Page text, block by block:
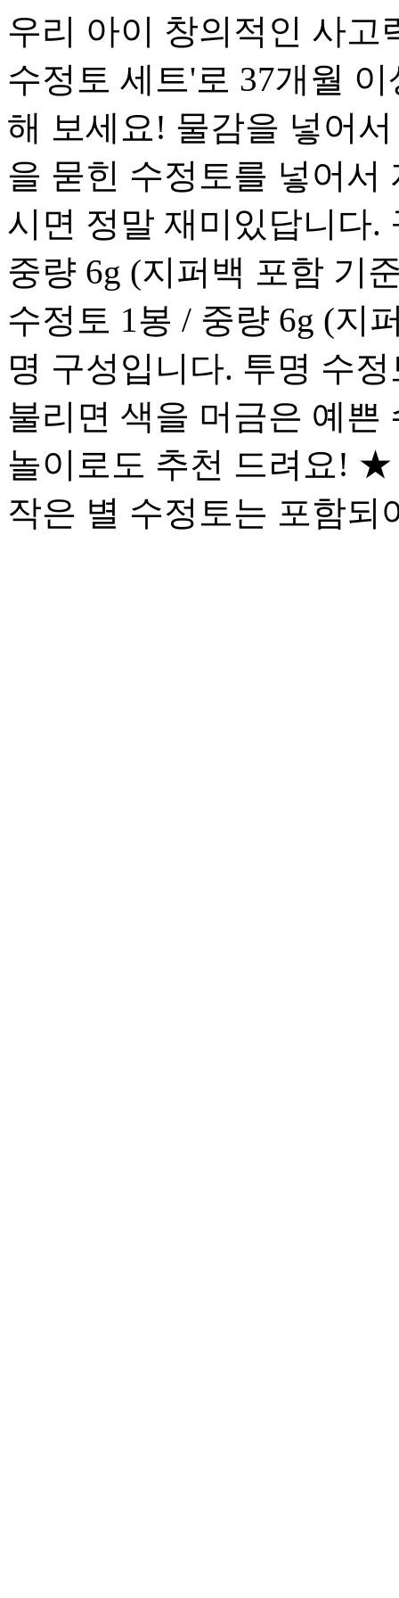
우리 아이 창의적인 사고
수정토 세트'로 37개월
해 보세요! 물감을 넣어
을 묻힌 수정토를 넣어서
시면 정말 재미있답니다.
중량 6g (지퍼백 포함 기
수정토 1봉 / 중량 6g (지
명 구성입니다. 투명 수
불리면 색을 머금은 예쁜
놀이로도 추천 드려요!
작은 별 수정토는 포함되